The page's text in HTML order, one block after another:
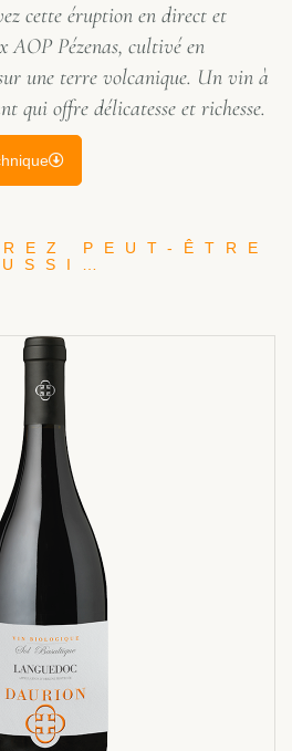
cette éruption en direct et
AOP Pézenas, cultivé en
une terre volcanique. Un vin à
qui offre délicatesse et richesse.
PEUT-ÊTRE